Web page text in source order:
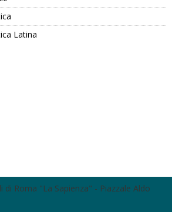
Latina
di Roma "La Sapienza" - Piazzale Aldo